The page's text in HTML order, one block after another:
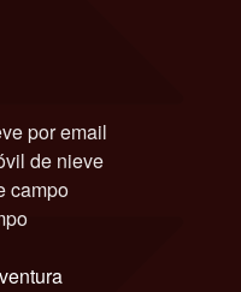
por email
de nieve
campo